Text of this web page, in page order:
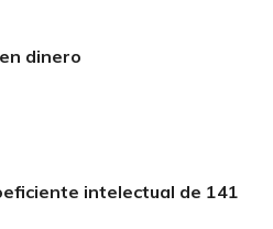
dinero
intelectual de 141